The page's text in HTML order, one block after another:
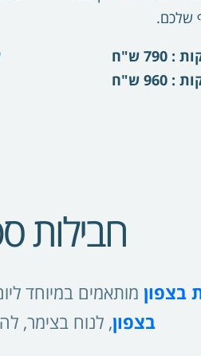
שלכם.
חבילות
בצפון מותאמים במיוחד
בצפון, לנוח בצימר,